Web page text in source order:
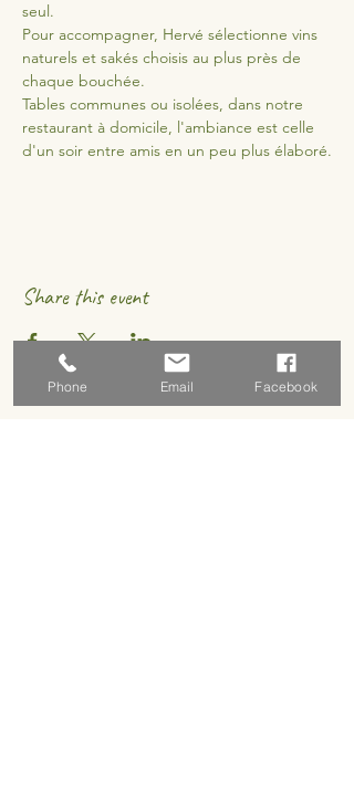
seul.
Pour accompagner, Hervé sélectionne vins
naturels et sakés choisis au plus près de
chaque bouchée.
Tables communes ou isolées, dans notre
restaurant à domicile, l'ambiance est celle
d'un soir entre amis en un peu plus élaboré.
Share this event
Phone Email Facebook